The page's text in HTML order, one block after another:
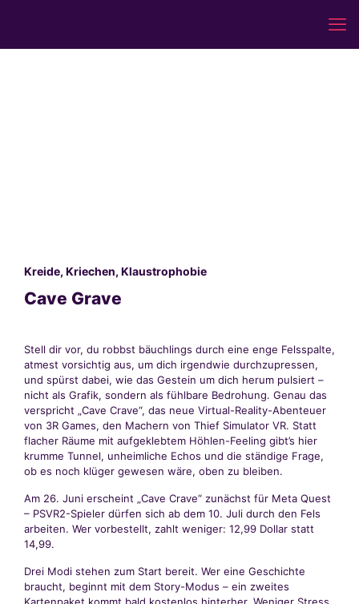
Kreide, Kriechen, Klaustrophobie
Cave Grave
Stell dir vor, du robbst bäuchlings durch eine enge Felsspalte,
atmest vorsichtig aus, um dich irgendwie durchzupressen,
und spürst dabei, wie das Gestein um dich herum pulsiert –
nicht als Grafik, sondern als fühlbare Bedrohung. Genau das
verspricht „Cave Crave“, das neue Virtual-Reality-Abenteuer
von 3R Games, den Machern von Thief Simulator VR. Statt
flacher Räume mit aufgeklebtem Höhlen-Feeling gibt’s hier
krumme Tunnel, unheimliche Echos und die ständige Frage,
ob es noch klüger gewesen wäre, oben zu bleiben.
Am 26. Juni erscheint „Cave Crave“ zunächst für Meta Quest
– PSVR2-Spieler dürfen sich ab dem 10. Juli durch den Fels
arbeiten. Wer vorbestellt, zahlt weniger: 12,99 Dollar statt
14,99.
Drei Modi stehen zum Start bereit. Wer eine Geschichte
braucht, beginnt mit dem Story-Modus – ein zweites